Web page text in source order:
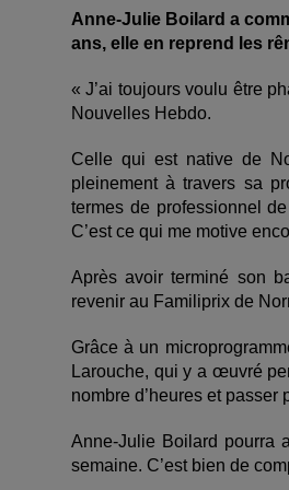
Anne‑Julie Boilard a
ans, elle en reprend les
« J’ai toujours voulu être
Nouvelles Hebdo.
Celle qui est native de
pleinement à travers sa
termes de professionnel
C’est ce qui me motive
Après avoir terminé son
revenir au Familiprix de
Grâce à un
Larouche, qui y a œuvré
nombre d’heures et passer
Anne-Julie Boilard pourra
semaine. C’est bien de